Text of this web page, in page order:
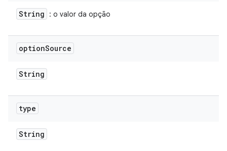
String : o valor da opção
optionSource
String
type
String